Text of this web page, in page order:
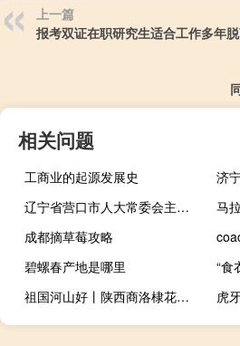
上一篇
报考双证在职研究生适合工作多年
相关问题
工商业的起源发展史
济
辽宁省营口市人大常委会主任王百胜被查
马
成都摘草莓攻略
碧螺春产地是哪里
“食
祖国河山好丨陕西商洛棣花古镇 到底什么情况嘞
虎
高朋满座近义词反义词（高朋满座近义词）